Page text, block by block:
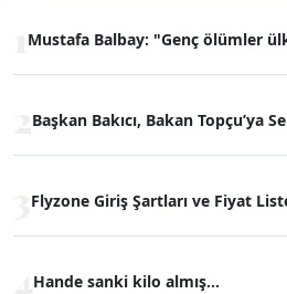
Mustafa Balbay: "Genç ölümler
Başkan Bakıcı, Bakan Topçu’ya
Flyzone Giriş Şartları ve Fiyat
Hande sanki kilo almış...